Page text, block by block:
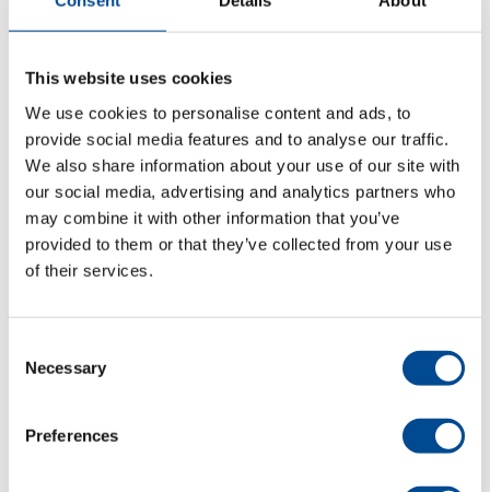
This website uses cookies
We use cookies to personalise content and ads, to
provide social media features and to analyse our traffic.
We also share information about your use of our site with
our social media, advertising and analytics partners who
may combine it with other information that you’ve
provided to them or that they’ve collected from your use
of their services.
Selection
Necessary
Preferences
juni 2024
maj 2024
april 2024
mars 2024
september 2023
juli 2023